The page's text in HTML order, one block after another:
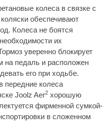
колеса в связке с
обеспечивают
Колеса не боятся
их
уверенно блокирует
на педаль и расположен
его при ходьбе.
передние колеса
Joolz Aer2 хорошую
фирменной сумкой-
в сложенном